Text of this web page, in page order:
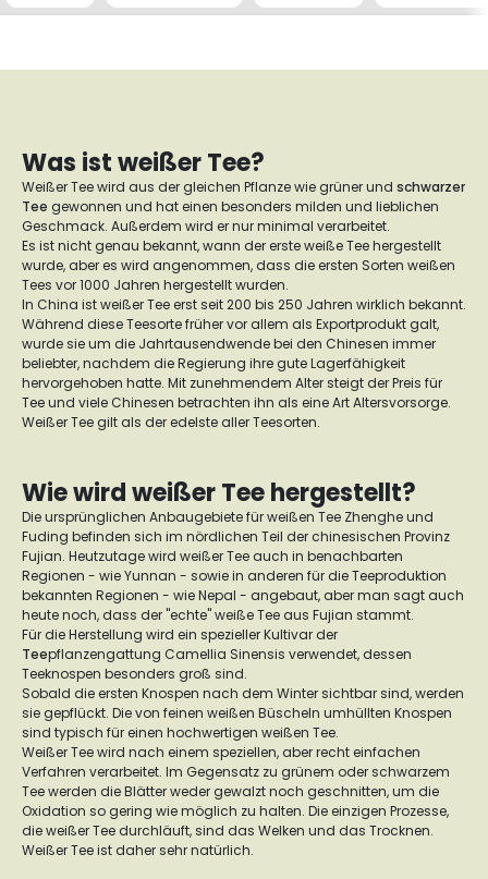
Was ist weißer Tee?
Weißer Tee wird aus der gleichen Pflanze wie grüner und schwarzer
Tee gewonnen und hat einen besonders milden und lieblichen
Geschmack. Außerdem wird er nur minimal verarbeitet.
Es ist nicht genau bekannt, wann der erste weiße Tee hergestellt
wurde, aber es wird angenommen, dass die ersten Sorten weißen
Tees vor 1000 Jahren hergestellt wurden.
In China ist weißer Tee erst seit 200 bis 250 Jahren wirklich bekannt.
Während diese Teesorte früher vor allem als Exportprodukt galt,
wurde sie um die Jahrtausendwende bei den Chinesen immer
beliebter, nachdem die Regierung ihre gute Lagerfähigkeit
hervorgehoben hatte. Mit zunehmendem Alter steigt der Preis für
Tee und viele Chinesen betrachten ihn als eine Art Altersvorsorge.
Weißer Tee gilt als der edelste aller Teesorten.
Wie wird weißer Tee hergestellt?
Die ursprünglichen Anbaugebiete für weißen Tee Zhenghe und
Fuding befinden sich im nördlichen Teil der chinesischen Provinz
Fujian. Heutzutage wird weißer Tee auch in benachbarten
Regionen - wie Yunnan - sowie in anderen für die Teeproduktion
bekannten Regionen - wie Nepal - angebaut, aber man sagt auch
heute noch, dass der "echte" weiße Tee aus Fujian stammt.
Für die Herstellung wird ein spezieller Kultivar der
Teepflanzengattung Camellia Sinensis verwendet, dessen
Teeknospen besonders groß sind.
Sobald die ersten Knospen nach dem Winter sichtbar sind, werden
sie gepflückt. Die von feinen weißen Büscheln umhüllten Knospen
sind typisch für einen hochwertigen weißen Tee.
Weißer Tee wird nach einem speziellen, aber recht einfachen
Verfahren verarbeitet. Im Gegensatz zu grünem oder schwarzem
Tee werden die Blätter weder gewalzt noch geschnitten, um die
Oxidation so gering wie möglich zu halten. Die einzigen Prozesse,
die weißer Tee durchläuft, sind das Welken und das Trocknen.
Weißer Tee ist daher sehr natürlich.